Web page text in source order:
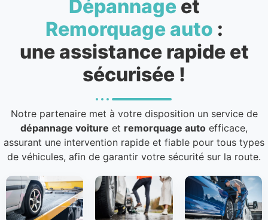
Dépannageet
Remorquage auto :
une assistance rapide et
sécurisée !
Notre partenaire met à votre disposition un service de
dépannage voiture et remorquage auto efficace,
assurant une intervention rapide et fiable pour tous types
de véhicules, afin de garantir votre sécurité sur la route.